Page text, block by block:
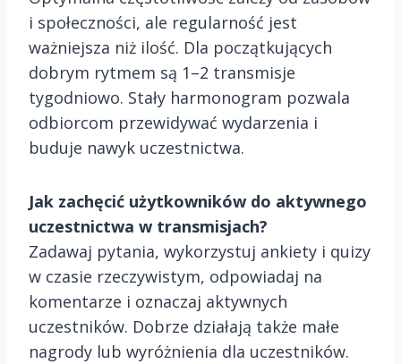
i społeczności, ale regularność jest
ważniejsza niż ilość. Dla początkujących
dobrym rytmem są 1–2 transmisje
tygodniowo. Stały harmonogram pozwala
odbiorcom przewidywać wydarzenia i
buduje nawyk uczestnictwa.
Jak zachęcić użytkowników do aktywnego
uczestnictwa w transmisjach?
Zadawaj pytania, wykorzystuj ankiety i quizy
w czasie rzeczywistym, odpowiadaj na
komentarze i oznaczaj aktywnych
uczestników. Dobrze działają także małe
nagrody lub wyróżnienia dla uczestników.